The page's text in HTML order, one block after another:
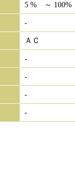
5 % ～ 100%
-
ＡＣ
-
-
-
-